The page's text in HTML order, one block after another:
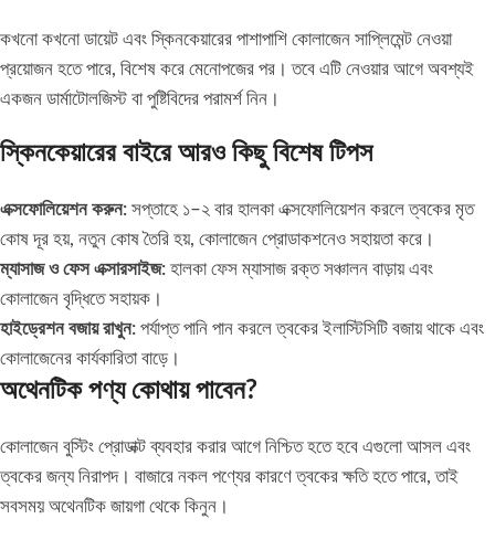
কখনো কখনো ডায়েট এবং স্কিনকেয়ারের পাশাপাশি কোলাজেন সাপ্লিমেন্ট নেওয়া
প্রয়োজন হতে পারে, বিশেষ করে মেনোপজের পর। তবে এটি নেওয়ার আগে অবশ্যই
একজন ডার্মাটোলজিস্ট বা পুষ্টিবিদের পরামর্শ নিন।
স্কিনকেয়ারের বাইরে আরও কিছু বিশেষ টিপস
এক্সফোলিয়েশন করুন: সপ্তাহে ১–২ বার হালকা এক্সফোলিয়েশন করলে ত্বকের মৃত
কোষ দূর হয়, নতুন কোষ তৈরি হয়, কোলাজেন প্রোডাকশনেও সহায়তা করে।
ম্যাসাজ ও ফেস এক্সারসাইজ: হালকা ফেস ম্যাসাজ রক্ত সঞ্চালন বাড়ায় এবং
কোলাজেন বৃদ্ধিতে সহায়ক।
হাইড্রেশন বজায় রাখুন: পর্যাপ্ত পানি পান করলে ত্বকের ইলাস্টিসিটি বজায় থাকে এবং
কোলাজেনের কার্যকারিতা বাড়ে।
অথেনটিক পণ্য কোথায় পাবেন?
কোলাজেন বুস্টিং প্রোডাক্ট ব্যবহার করার আগে নিশ্চিত হতে হবে এগুলো আসল এবং
ত্বকের জন্য নিরাপদ। বাজারে নকল পণ্যের কারণে ত্বকের ক্ষতি হতে পারে, তাই
সবসময় অথেনটিক জায়গা থেকে কিনুন।